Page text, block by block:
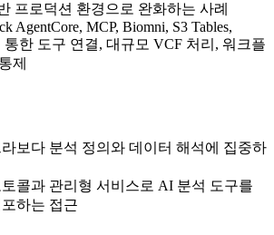
프로덕션 환경으로 완화하는 사례
AgentCore, MCP, Biomni, S3 Tables,
통한 도구 연결, 대규모 VCF 처리, 워크플
제
보다 분석 정의와 데이터 해석에 집중하
콜과 관리형 서비스로 AI 분석 도구를
하는 접근